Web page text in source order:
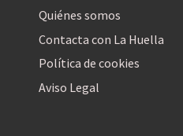
Quiénes somos
Contacta con La Huella
Política de cookies
Aviso Legal